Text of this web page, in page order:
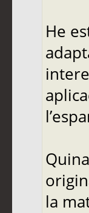
He
la